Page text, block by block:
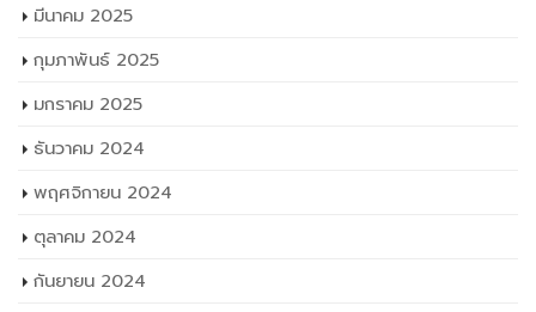
ธันวาคม 2024
พฤศจิกายน 2024
ตุลาคม 2024
กันยายน 2024
สิงหาคม 2024
กรกฎาคม 2024
มิถุนายน 2024